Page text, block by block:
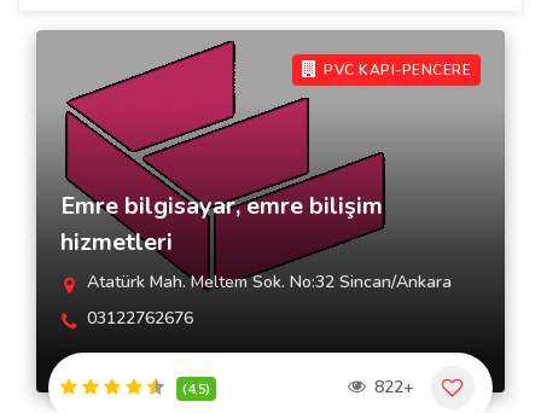
PVC KAPI-PENCERE
Emre bilgisayar, emre bilişim
hizmetleri
Atatürk Mah. Meltem Sok. No:32 Sincan/Ankara
03122762676
(4.5) 822+